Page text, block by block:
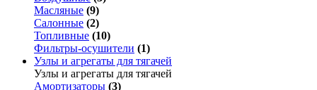
Масляные (9)
Салонные (2)
Топливные (10)
Фильтры-осушители (1)
Узлы и агрегаты для тягачей
Узлы и агрегаты для тягачей
Амортизаторы (3)